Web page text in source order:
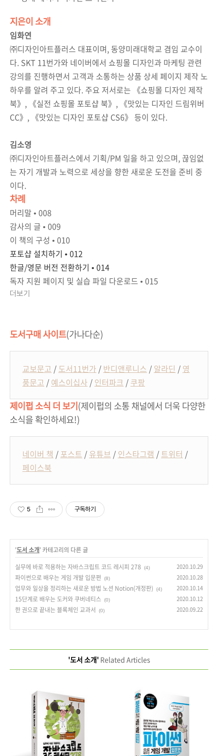
지은이 소개
임화연
㈜디자인아트플러스 대표이며, 동양미래대학교 겸임 교수이
다. SKT 11번가와 네이버에서 쇼핑몰 디자인과 마케팅 관련
강의를 진행하면서 고객과 소통하는 상품 상세 페이지 제작 노
하우를 알려 주고 있다. 주요 저서로는 《쇼핑몰 디자인 제작
북》, 《실전 쇼핑몰 포토샵 북》, 《맛있는 디자인 드림위버
CC》, 《맛있는 디자인 포토샵 CS6》 등이 있다.
김소영
㈜디자인아트플러스에서 기획/PM 일을 하고 있으며, 끊임없
는 자기 개발과 노력으로 세상을 향한 새로운 도전을 준비 중
이다.
차례
머리말 • 008
감사의 글 • 009
이 책의 구성 • 010
포토샵 설치하기 • 012
한글/영문 버전 전환하기 • 014
독자 지원 페이지 및 실습 파일 다운로드 • 015
더보기
도서구매 사이트(가나다순)
교보문고 / 도서11번가 / 반디앤루니스 / 알라딘 / 영
풍문고 / 예스이십사 / 인터파크 / 쿠팡
제이펍 소식 더 보기(제이펍의 소통 채널에서 더욱 다양한
소식을 확인하세요!)
네이버 책 / 포스트 / 유튜브 / 인스타그램 / 트위터 /
페이스북
5 구독하기
'도서 소개' 카테고리의 다른 글
실무에 바로 적용하는 자바스크립트 코드 레시피 278
(4) 2020.10.29
파이썬으로 배우는 게임 개발 입문편 (8) 2020.10.28
업무와 일상을 정리하는 새로운 방법 노션 Notion(개정판) (4) 2020.10.14
15단계로 배우는 도커와 쿠버네티스 (0) 2020.10.12
한 권으로 끝내는 블록체인 교과서 (0) 2020.09.22
'도서 소개'Related Articles